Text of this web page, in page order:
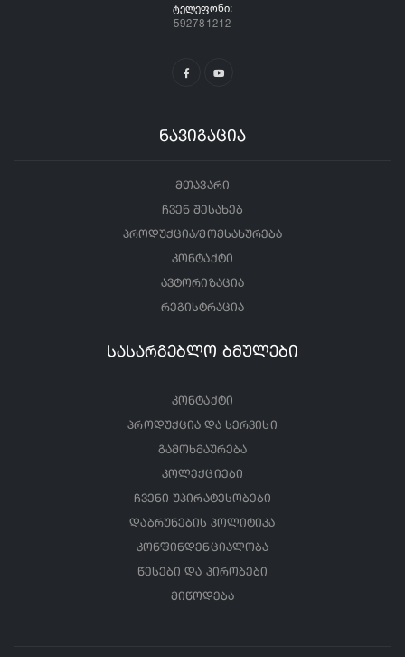
ᲢᲔᲚᲔᲤᲝᲜᲘ:
592781212
ნავიგაცია
მთავარი
ჩვენ შესახებ
პროდუქცია/მომსახურება
კონტაქტი
ავტორიზაცია
რეგისტრაცია
სასარგებლო ბმულები
კონტაქტი
პროდუქცია და სერვისი
გამოხმაურება
კოლექციები
ჩვენი უპირატესობები
დაბრუნების პოლიტიკა
კონფინდენციალობა
წესები და პირობები
მიწოდება